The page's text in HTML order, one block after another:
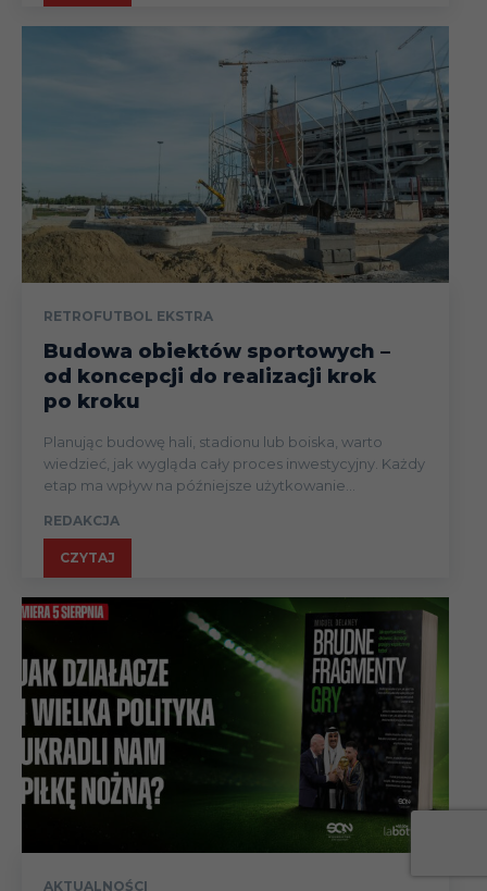
RETROFUTBOL EKSTRA
Budowa obiektów sportowych –
od koncepcji do realizacji krok
po kroku
Planując budowę hali, stadionu lub boiska, warto
wiedzieć, jak wygląda cały proces inwestycyjny. Każdy
etap ma wpływ na późniejsze użytkowanie...
REDAKCJA
CZYTAJ
AKTUALNOŚCI